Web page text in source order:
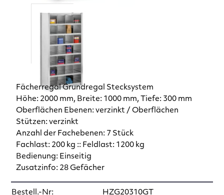
Fächerregal Grundregal Stecksystem
Höhe: 2000 mm, Breite: 1000 mm, Tiefe: 300 mm
Oberflächen Ebenen: verzinkt / Oberflächen
Stützen: verzinkt
Anzahl der Fachebenen: 7 Stück
Fachlast: 200 kg :: Feldlast: 1200 kg
Bedienung: Einseitig
Zusatzinfo: 28 Gefächer
Bestell.-Nr: HZG20310GT